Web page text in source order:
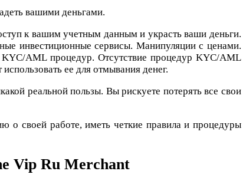
вашими деньгами.
к вашим учетным данным и украсть ваши деньги.
инвестиционные сервисы. Манипуляции с ценами.
AML процедур. Отсутствие процедур KYC/AML
ее для отмывания денег.
реальной пользы. Вы рискуете потерять все свои
о своей работе, иметь четкие правила и процедуры
Vip Ru Merchant